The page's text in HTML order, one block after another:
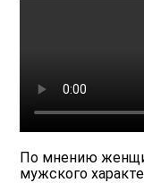
По мнению
мужского